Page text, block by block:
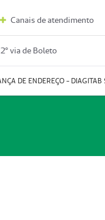
Canais de atendimento
2º via de Boleto